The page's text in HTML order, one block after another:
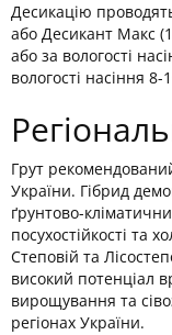
Десикацію
або Десикант Макс
або за вологості
вологості насіння 8-
Грут
України. Гібрид
ґрунтово-
посухостійкості та
Степовій та
високий потенціал
вирощування та
регіонах України.